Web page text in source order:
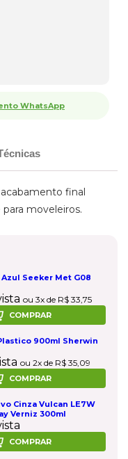
WhatsApp
final
moveleiros.
Seeker Met G08
ou 3x de R$ 33,75
COMPRAR
900ml Sherwin
ou 2x de R$ 35,09
COMPRAR
Cinza Vulcan LE7W
Verniz 300ml
COMPRAR